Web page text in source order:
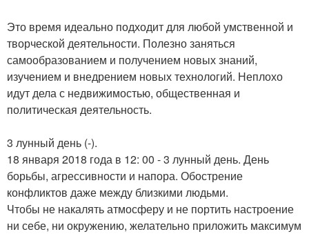
Это время идеально подходит для любой умственной и
творческой деятельности. Полезно заняться
самообразованием и получением новых знаний,
изучением и внедрением новых технологий. Неплохо
идут дела с недвижимостью, общественная и
политическая деятельность.
3 лунный день (-).
18 января 2018 года в 12: 00 - 3 лунный день. День
борьбы, агрессивности и напора. Обострение
конфликтов даже между близкими людьми.
Чтобы не накалять атмосферу и не портить настроение
ни себе, ни окружению, желательно приложить максимум